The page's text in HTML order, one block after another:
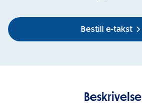
Bestill e-takst
Beskrivelse